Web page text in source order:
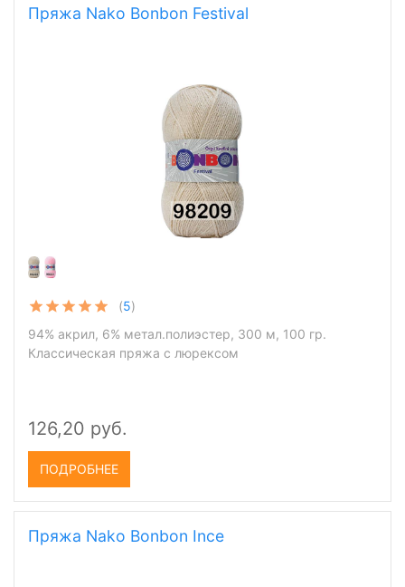
Пряжа Nako Bonbon Festival
(5)
94% акрил, 6% метал.полиэстер, 300 м, 100 гр.
Классическая пряжа с люрексом
126,20 руб.
ПОДРОБНЕЕ
Пряжа Nako Bonbon Ince